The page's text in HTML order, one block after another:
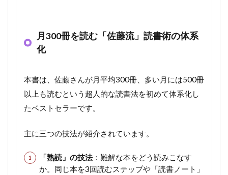
月300冊を読む「佐藤流」読書術の体系
化
本書は、佐藤さんが月平均300冊、多い月には500冊
以上も読むという超人的な読書法を初めて体系化し
たベストセラーです。
主に三つの技法が紹介されています。
「熟読」の技法：難解な本をどう読みこなす
か。同じ本を3回読むステップや「読書ノート」